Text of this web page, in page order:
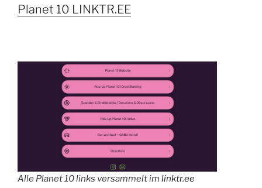
Planet 10 LINKTR.EE
Alle Planet 10 links versammelt im linktr.ee